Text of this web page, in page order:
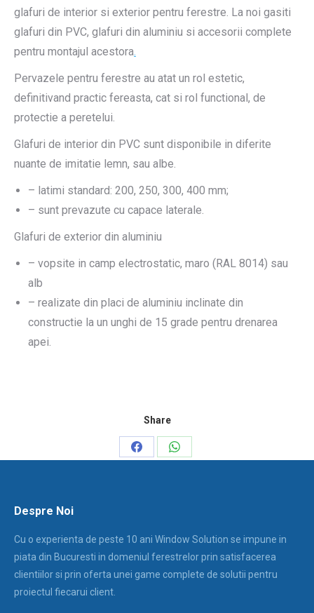
glafuri de interior si exterior pentru ferestre. La noi gasiti
glafuri din PVC, glafuri din aluminiu si accesorii complete
pentru montajul acestora.
Pervazele pentru ferestre au atat un rol estetic,
definitivand practic fereasta, cat si rol functional, de
protectie a peretelui.
Glafuri de interior din PVC sunt disponibile in diferite
nuante de imitatie lemn, sau albe.
– latimi standard: 200, 250, 300, 400 mm;
– sunt prevazute cu capace laterale.
Glafuri de exterior din aluminiu
– vopsite in camp electrostatic, maro (RAL 8014) sau
alb
– realizate din placi de aluminiu inclinate din
constructie la un unghi de 15 grade pentru drenarea
apei.
Share
Share
Share
Despre Noi
Cu o experienta de peste 10 ani Window Solution se impune in
piata din Bucuresti in domeniul ferestrelor prin satisfacerea
clientiilor si prin oferta unei game complete de solutii pentru
proiectul fiecarui client.